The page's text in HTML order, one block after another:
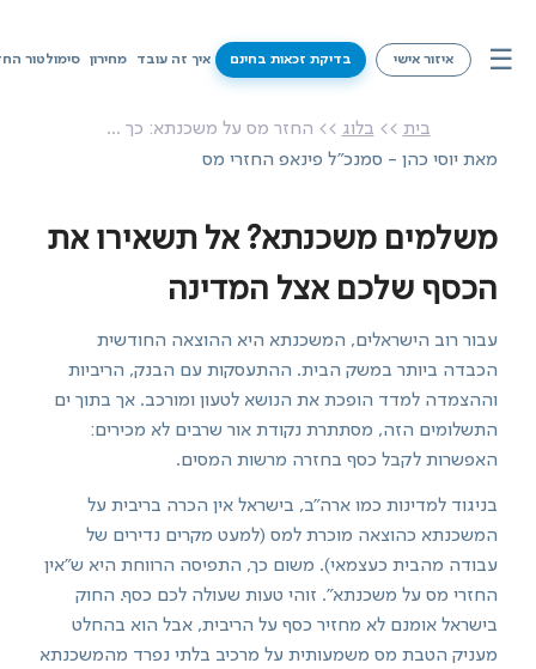
☰ איזור אישי בדיקת זכאות בחינם איך זה עובד מחירון סימולטור
מחירון
סימולטור החזרי מס
שירותים
מידע על זכאויות
צרו קשר
בדיקת זכאות בחינם
איזור אישי
בית >> בלוג >> החזר מס על משכנתא: כך ...
מאת יוסי כהן - סמנכ"ל פינאפ החזרי מס
משלמים משכנתא? אל תשאירו את
הכסף שלכם אצל המדינה
עבור רוב הישראלים, המשכנתא היא ההוצאה החודשית
הכבדה ביותר במשק הבית. ההתעסקות עם הבנק, הריביות
וההצמדה למדד הופכת את הנושא לטעון ומורכב. אך בתוך ים
התשלומים הזה, מסתתרת נקודת אור שרבים לא מכירים:
האפשרות לקבל כסף בחזרה מרשות המסים.
בניגוד למדינות כמו ארה"ב, בישראל אין הכרה בריבית על
המשכנתא כהוצאה מוכרת למס (למעט מקרים נדירים של
עבודה מהבית כעצמאי). משום כך, התפיסה הרווחת היא ש"אין
החזרי מס על משכנתא". זוהי טעות שעולה לכם כסף. החוק
בישראל אומנם לא מחזיר כסף על הריבית, אבל הוא בהחלט
מעניק הטבת מס משמעותית על מרכיב בלתי נפרד מהמשכנתא